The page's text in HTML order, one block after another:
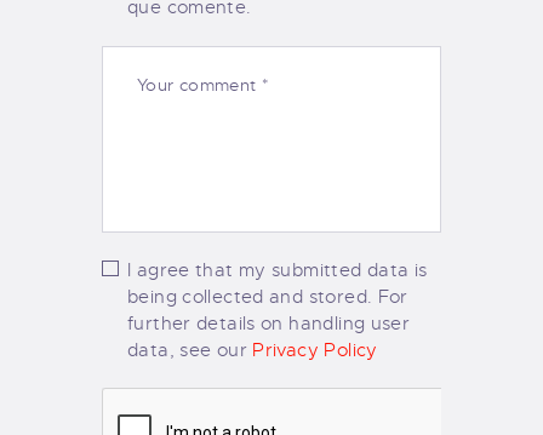
que comente.
I agree that my submitted data is
being collected and stored. For
further details on handling user
data, see our Privacy Policy